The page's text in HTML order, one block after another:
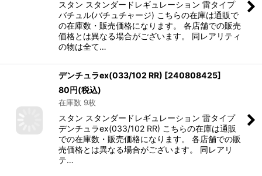
スタン スタンダードレギュレーション 雷タイプ
バチュル(バチュチャージ) こちらの在庫は通販で
の在庫数・販売価格になります。 各店舗での販売
価格とは異なる場合がございます。 同レアリティ
の物は全て…
デンチュラex(033/102 RR) [240808425]
80円(税込)
在庫数 9枚
スタン スタンダードレギュレーション 雷タイプ
デンチュラex(033/102 RR) こちらの在庫は通販
での在庫数・販売価格になります。 各店舗での販
売価格とは異なる場合がございます。 同レアリ
テ…